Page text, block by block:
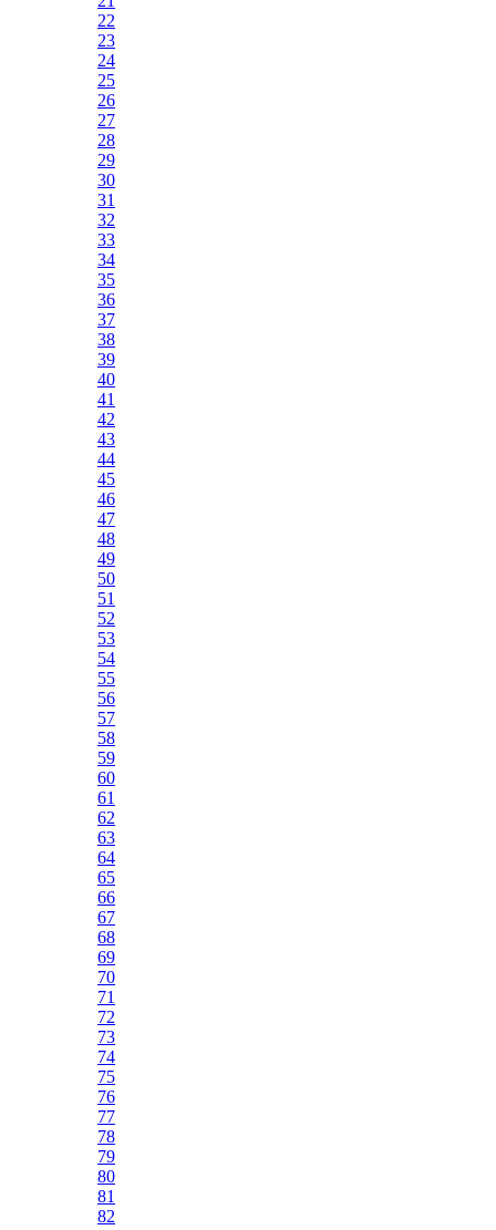
22
23
24
25
26
27
28
29
30
31
32
33
34
35
36
37
38
39
40
41
42
43
44
45
46
47
48
49
50
51
52
53
54
55
56
57
58
59
60
61
62
63
64
65
66
67
68
69
70
71
72
73
74
75
76
77
78
79
80
81
82